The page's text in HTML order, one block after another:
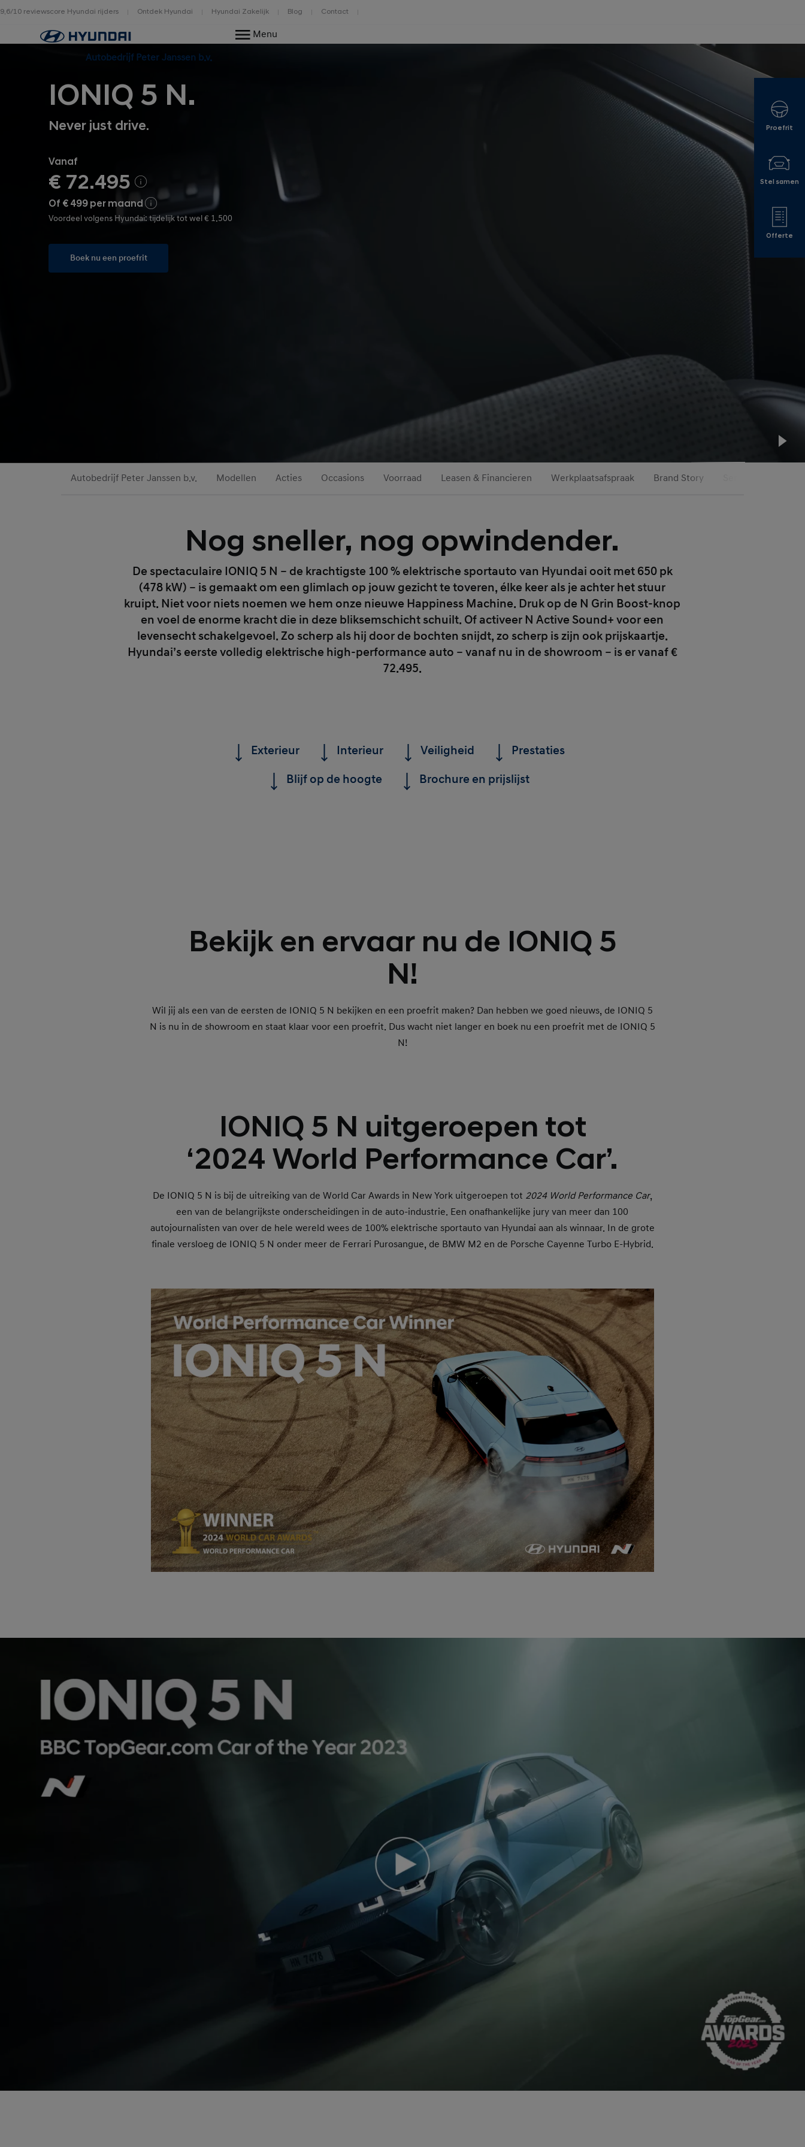
9,6/10 reviewscore Hyundai rijders Ontdek Hyundai Hyundai Zakelijk Blog Contact
Home
Autobedrijf Peter Janssen b.v.
Menu
IONIQ 5 N.
Never just drive.
Vanaf
€ 72.495
Of € 499 per maand
Voordeel volgens Hyundai: tijdelijk tot wel € 1.500
Boek nu een proefrit
Autobedrijf Peter Janssen b.v. Modellen Acties Occasions Voorraad Leasen & Financieren Werkplaatsafspraak Brand Story
Nog sneller, nog opwindender.
De spectaculaire IONIQ 5 N – de krachtigste 100 % elektrische sportauto van Hyundai ooit met 650 pk
(478 kW) – is gemaakt om een glimlach op jouw gezicht te toveren, élke keer als je achter het stuur
kruipt. Niet voor niets noemen we hem onze nieuwe Happiness Machine. Druk op de N Grin Boost-knop
en voel de enorme kracht die in deze bliksemschicht schuilt. Of activeer N Active Sound+ voor een
levensecht schakelgevoel. Zo scherp als hij door de bochten snijdt, zo scherp is zijn ook prijskaartje.
Hyundai’s eerste volledig elektrische high-performance auto – vanaf nu in de showroom – is er vanaf €
72.495.
Proefrit
Stel samen
Offerte
Exterieur Interieur Veiligheid
Prestaties
Blijf op de hoogte
Brochure en prijslijst
Bekijk en ervaar nu de IONIQ 5
N!
Wil jij als een van de eersten de IONIQ 5 N bekijken en een proefrit maken? Dan hebben we goed nieuws, de IONIQ 5
N is nu in de showroom en staat klaar voor een proefrit. Dus wacht niet langer en boek nu een proefrit met de IONIQ 5
N!
IONIQ 5 N uitgeroepen tot
‘2024 World Performance Car’.
De IONIQ 5 N is bij de uitreiking van de World Car Awards in New York uitgeroepen tot 2024 World Performance Car,
een van de belangrijkste onderscheidingen in de auto-industrie. Een onafhankelijke jury van meer dan 100
autojournalisten van over de hele wereld wees de 100% elektrische sportauto van Hyundai aan als winnaar. In de grote
finale versloeg de IONIQ 5 N onder meer de Ferrari Purosangue, de BMW M2 en de Porsche Cayenne Turbo E-Hybrid.